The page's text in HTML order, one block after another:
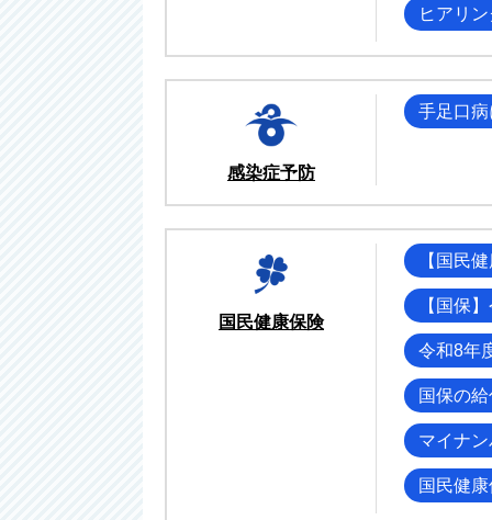
ヒアリ
感染症予防
手足口
国民健康保険
【国民
【国保
令和8年
国保の
マイナ
国民健